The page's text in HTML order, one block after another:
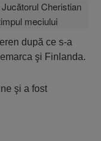
după ce s-a
şi Finlanda.
şi a fost